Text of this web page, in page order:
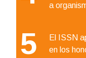
a
5
El ISSN
en los